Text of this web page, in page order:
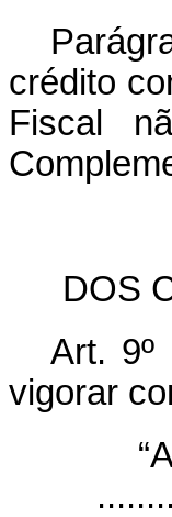
crédito
Fiscal
DOS
Art.
vigorar